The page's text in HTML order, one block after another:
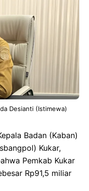
Desianti (Istimewa)
Badan (Kaban)
Kukar,
Pemkab Kukar
Rp91,5 miliar